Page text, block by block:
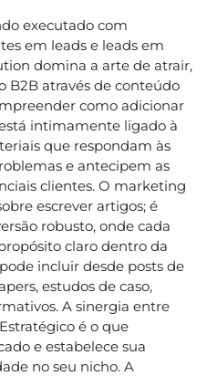
executado com
em leads e leads em
domina a arte de atrair,
B2B através de conteúdo
como adicionar
intimamente ligado à
que respondam às
e antecipem as
clientes. O marketing
escrever artigos; é
robusto, onde cada
claro dentro da
incluir desde posts de
estudos de caso,
A sinergia entre
é o que
e estabelece sua
no seu nicho. A